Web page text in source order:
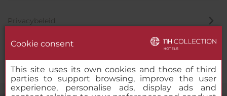
Privacybeleid
Cookie consent
This site uses its own cookies and those of third
parties to support browsing, improve the user
experience, personalise ads, display ads and